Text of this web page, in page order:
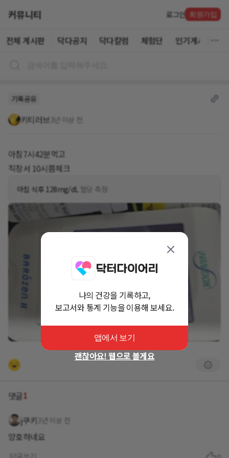
커뮤니티 로그인 회원가입
전체 게시판 닥다공지 닥다칼럼 체험단 인기게시글
기록공유
키티러브 3년 이상 전
아침7시42분먹고
직장서 10시쯤체크
아침 식후 128mg/dL 혈당 측정
댓글1
j쿠키 3년 이상 전
양호하네요
나의 건강을 기록하고,
보고서와 통계 기능을 이용해 보세요.
앱에서 보기
괜찮아요! 웹으로 볼게요